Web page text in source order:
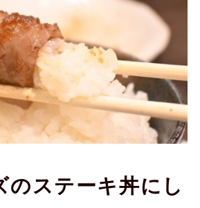
のステーキ丼にし